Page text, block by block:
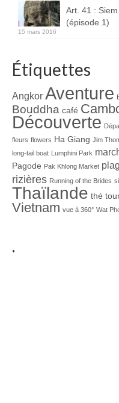
Art. 41 :
(épisode 1)
15 mars 2016
Étiquettes
Angkor Aventure
Bouddha café
Découverte
fleurs flowers Ha Giang Jim
long-tail boat Lumphini Park
Pagode Pak Khlong Market
rizières Running of the Brides
Thaïlande thé
Vietnam vue à 360° Wat
.